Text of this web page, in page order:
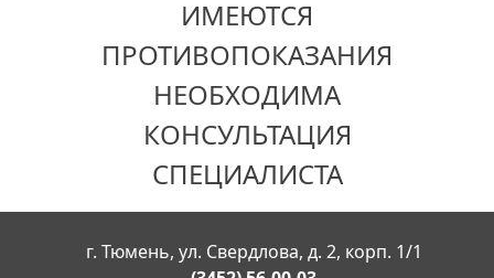
ИМЕЮТСЯ
ПРОТИВОПОКАЗАНИЯ
НЕОБХОДИМА
КОНСУЛЬТАЦИЯ
СПЕЦИАЛИСТА
г. Тюмень, ул. Свердлова, д. 2, корп. 1/1